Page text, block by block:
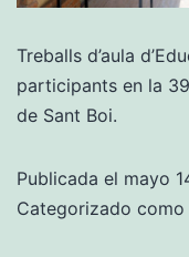
Treballs d’aula
participants en la
de Sant Boi.
Publicada el mayo
Categorizado como